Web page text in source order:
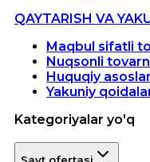
QAYTARISH VA
Maqbul sifatli
Nuqsonli
Huquqiy asoslar
Yakuniy
Kategoriyalar yo'q